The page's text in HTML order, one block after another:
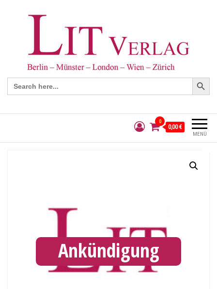
Search
for:
Search Button
MENÜ
0
0,00 €
Ankündigung